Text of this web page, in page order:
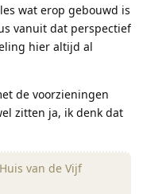
wat erop gebouwd is
vanuit dat perspectief
hier altijd al
de voorzieningen
zitten ja, ik denk dat
van de Vijf